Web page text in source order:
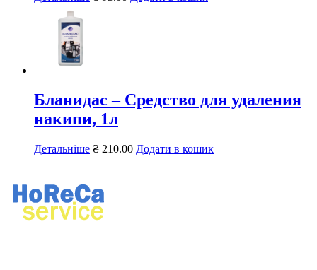
Бланидас – Средство для удаления
накипи, 1л
Детальніше ₴ 210.00 Додати в кошик